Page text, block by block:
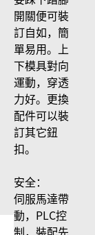
開關便可裝
訂自如，簡
單易用。上
下模具對向
運動，穿透
力好。更換
配件可以裝
訂其它鈕
扣。
安全：
伺服馬達帶
動，PLC控
制，裝配先